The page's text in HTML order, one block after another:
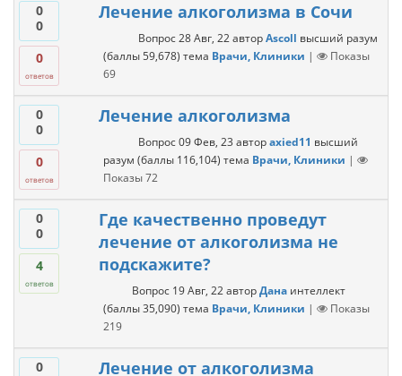
0
0
0
ответов
Лечение алкоголизма в Сочи
Вопрос 28 Авг, 22 авторAscoll высший разум
(баллы59,678) тема Врачи, Клиники |
Показы
69
0
0
0
ответов
Лечение алкоголизма
Вопрос 09 Фев, 23 авторaxied11 высший
разум (баллы 116,104) тема Врачи, Клиники |
Показы72
0
0
4
ответов
Где качественно проведут
лечение от алкоголизма не
подскажите?
Вопрос 19 Авг, 22 авторДана интеллект
(баллы35,090) тема Врачи, Клиники |
Показы
219
0
Лечение от алкоголизма